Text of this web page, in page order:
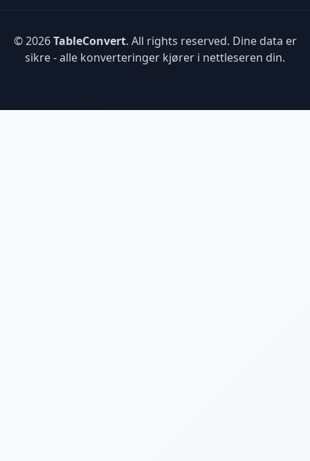
© 2026TableConvert. All rights reserved. Dine data er
sikre - alle konverteringer kjører i nettleseren din.